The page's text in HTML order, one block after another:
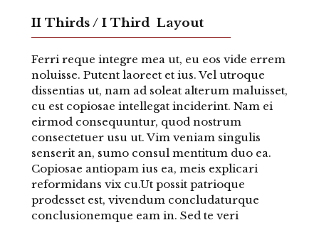
II Thirds / I Third Layout
Ferri reque integre mea ut, eu eos vide errem
noluisse. Putent laoreet et ius. Vel utroque
dissentias ut, nam ad soleat alterum maluisset,
cu est copiosae intellegat inciderint. Nam ei
eirmod consequuntur, quod nostrum
consectetuer usu ut. Vim veniam singulis
senserit an, sumo consul mentitum duo ea.
Copiosae antiopam ius ea, meis explicari
reformidans vix cu.Ut possit patrioque
prodesset est, vivendum concludaturque
conclusionemque eam in. Sed te veri